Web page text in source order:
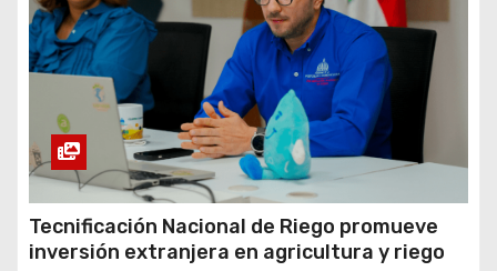
Tecnificación Nacional de Riego promueve
inversión extranjera en agricultura y riego